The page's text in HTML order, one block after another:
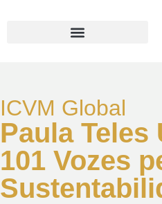
ICVM Global
Paula Teles
101 Vozes